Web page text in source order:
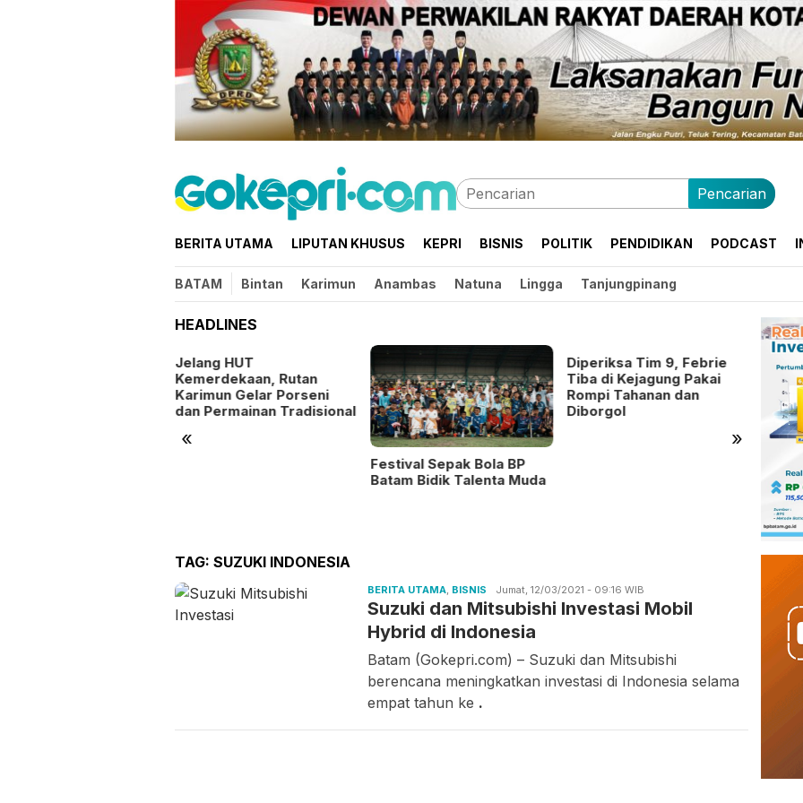
Pencarian
BERITA UTAMA LIPUTAN KHUSUS KEPRI BISNIS POLITIK PENDIDIKAN PODCAST
BATAM Bintan Karimun Anambas Natuna Lingga Tanjungpinang
HEADLINES
« »
Jelang HUT
Kemerdekaan, Rutan
Karimun Gelar Porseni
dan Permainan Tradisional
Festival Sepak Bola BP
Batam Bidik Talenta Muda
Diperiksa Tim 9, Febrie
Tiba di Kejagung Pakai
Rompi Tahanan dan
Diborgol
TAG: SUZUKI INDONESIA
BERITA UTAMA, BISNIS Candra
Gunawan
Jumat, 12/03/2021 - 09:16 WIB
Suzuki dan Mitsubishi Investasi Mobil
Hybrid di Indonesia
Batam (Gokepri.com) – Suzuki dan Mitsubishi
berencana meningkatkan investasi di Indonesia selama
empat tahun ke .